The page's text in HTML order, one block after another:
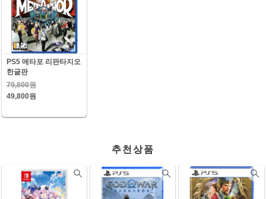
PS5 메타포 리판타지오
한글판
79,800원
49,800원
추천상품